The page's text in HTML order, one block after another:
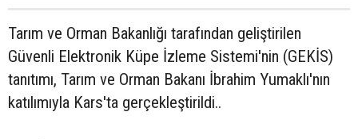
Tarım ve Orman Bakanlığı tarafından geliştirilen
Güvenli Elektronik Küpe İzleme Sistemi'nin (GEKİS)
tanıtımı, Tarım ve Orman Bakanı İbrahim Yumaklı'nın
katılımıyla Kars'ta gerçekleştirildi..